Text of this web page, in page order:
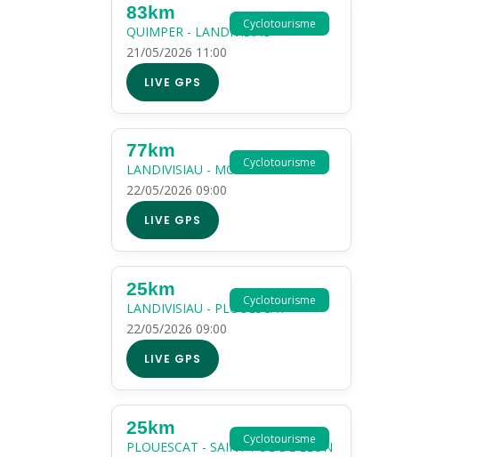
Cyclotourisme
83km
QUIMPER - LANDIVISIAU
21/05/2026 11:00
LIVE GPS
Cyclotourisme
77km
LANDIVISIAU - MORLAIX
22/05/2026 09:00
LIVE GPS
Cyclotourisme
25km
LANDIVISIAU - PLOUESCAT
22/05/2026 09:00
LIVE GPS
Cyclotourisme
25km
PLOUESCAT - SAINT POL DE LEON